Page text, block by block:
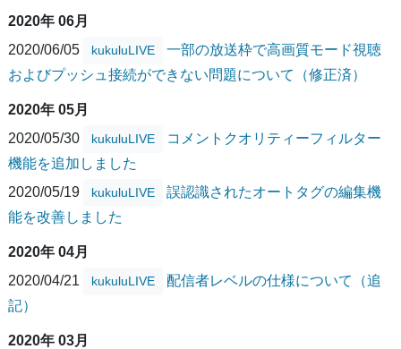
2020年 06月
2020/06/05
kukuluLIVE
一部の放送枠で高画質モード視聴
およびプッシュ接続ができない問題について（修正済）
2020年 05月
2020/05/30
kukuluLIVE
コメントクオリティーフィルター
機能を追加しました
2020/05/19
kukuluLIVE
誤認識されたオートタグの編集機
能を改善しました
2020年 04月
2020/04/21
kukuluLIVE
配信者レベルの仕様について（追
記）
2020年 03月